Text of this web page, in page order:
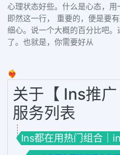
心理状态好些。什么是心态，用
即然这一行， 重要的，便是要
细心。说一个大概的百分比吧
了。也就是，你需要好从
❤️‍🔥
关于【 Ins推
服务列表
Ins都在用热门组合｜